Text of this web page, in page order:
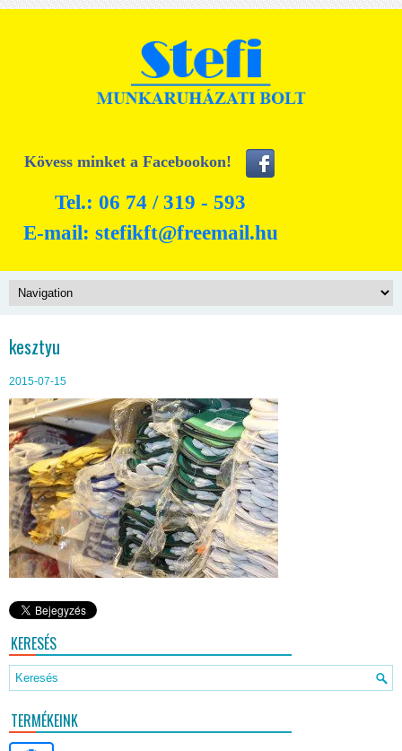
Kövess minket a Facebookon!
Tel.: 06 74 / 319 - 593
E-mail: stefikft@freemail.hu
kesztyu
2015-07-15
KERESÉS
TERMÉKEINK